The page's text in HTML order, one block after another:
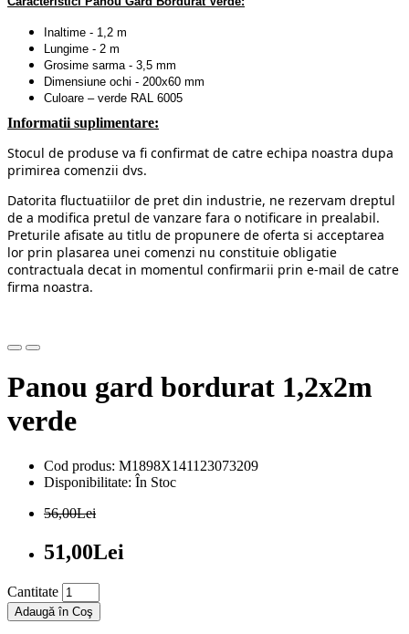
Inaltime - 1,2 m
Lungime - 2 m
Grosime sarma - 3,5 mm
Dimensiune ochi - 200x60 mm
Culoare – verde RAL 6005
Informatii suplimentare:
Stocul de produse va fi confirmat de catre echipa noastra dupa
primirea comenzii dvs.
Datorita fluctuatiilor de pret din industrie, ne rezervam dreptul
de a modifica pretul de vanzare fara o notificare in prealabil.
Preturile afisate au titlu de propunere de oferta si acceptarea
lor prin plasarea unei comenzi nu constituie obligatie
contractuala decat in momentul confirmarii prin e-mail de catre
firma noastra.
Panou gard bordurat 1,2x2m
verde
Cod produs: M1898X141123073209
Disponibilitate: În Stoc
56,00Lei
51,00Lei
Cantitate
Adaugă în Coş